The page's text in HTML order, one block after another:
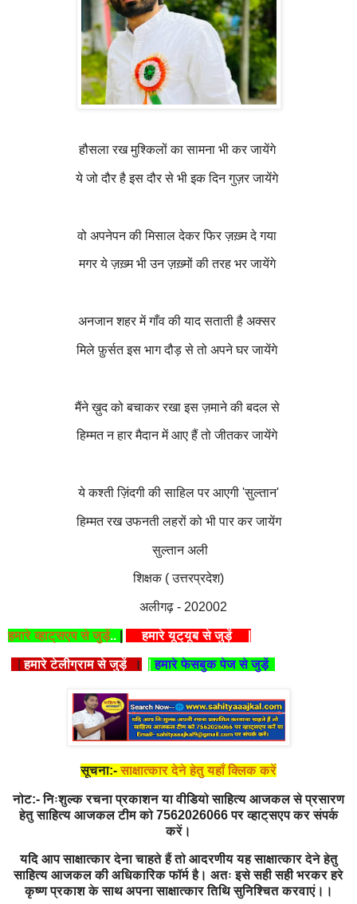
हौसला रख मुश्किलों का सामना भी कर जायेंगे
ये जो दौर है इस दौर से भी इक दिन गुज़र जायेंगे
वो अपनेपन की मिसाल देकर फिर ज़ख़्म दे गया
मगर ये ज़ख़्म भी उन ज़ख़्मों की तरह भर जायेंगे
अनजान शहर में गाँव की याद सताती है अक्सर
मिले फ़ुर्सत इस भाग दौड़ से तो अपने घर जायेंगे
मैंने ख़ुद को बचाकर रखा इस ज़माने की बदल से
हिम्मत न हार मैदान में आए हैं तो जीतकर जायेंगे
ये कश्ती ज़िंदगी की साहिल पर आएगी 'सुल्तान'
हिम्मत रख उफनती लहरों को भी पार कर जायेंग
सुल्तान अली
शिक्षक ( उत्तरप्रदेश)
अलीगढ़ - 202002
हमारे व्हाट्सएप से जुड़ें.. हमारे यूट्यूब से जुड़ें
|हमारे टेलीग्राम से जुड़ें । हमारे फेसबुक पेज से जुड़ें
सूचना:-साक्षात्कार देने हेतु यहाँ क्लिक करें
नोट:- निःशुल्क रचना प्रकाशन या वीडियो साहित्य आजकल से प्रसारण
हेतु साहित्य आजकल टीम को 7562026066 पर व्हाट्सएप कर संपर्क
करें।
यदि आप साक्षात्कार देना चाहते हैं तो आदरणीय यह साक्षात्कार देने हेतु
साहित्य आजकल की अधिकारिक फॉर्म है। अतः इसे सही सही भरकर हरे
कृष्ण प्रकाश के साथ अपना साक्षात्कार तिथि सुनिश्चित करवाएं।।